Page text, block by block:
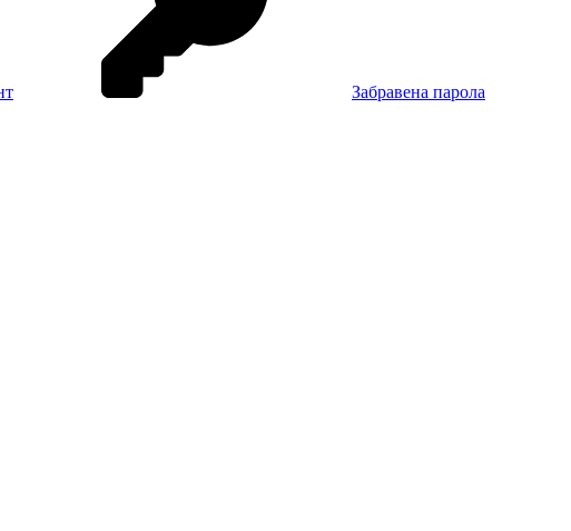
Забравена парола